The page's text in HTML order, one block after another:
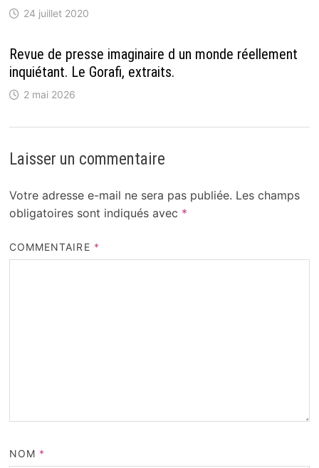
24 juillet 2020
Revue de presse imaginaire d un monde réellement
inquiétant. Le Gorafi, extraits.
2 mai 2026
Laisser un commentaire
Votre adresse e-mail ne sera pas publiée. Les champs
obligatoires sont indiqués avec *
COMMENTAIRE *
NOM *